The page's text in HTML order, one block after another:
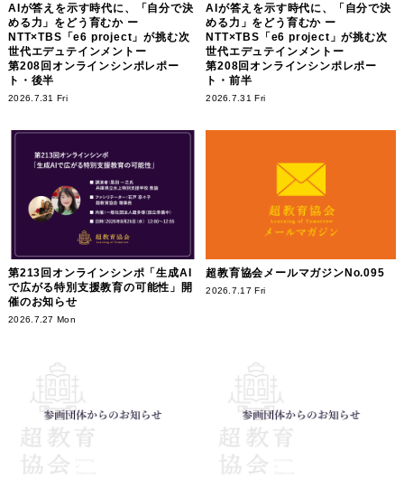
AIが答えを示す時代に、「自分で決
める力」をどう育むか ー
NTT×TBS「e6 project」が挑む次
世代エデュテインメントー
第208回オンラインシンポレポー
ト・後半
2026.7.31 Fri
AIが答えを示す時代に、「自分で決
める力」をどう育むか ー
NTT×TBS「e6 project」が挑む次
世代エデュテインメントー
第208回オンラインシンポレポー
ト・前半
2026.7.31 Fri
第213回オンラインシンポ「生成AI
で広がる特別支援教育の可能性」開
催のお知らせ
2026.7.27 Mon
超教育協会メールマガジンNo.095
2026.7.17 Fri